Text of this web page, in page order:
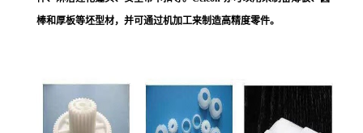
棒和厚板等坯型材，并可通过机加工来制造高精度零件。